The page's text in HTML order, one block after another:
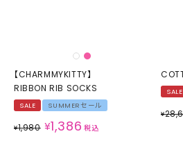
【CHARMMYKITTY】
RIBBON RIB SOCKS
SALE SUMMERセール
¥1,980 ¥1,386 税込
SALE
¥